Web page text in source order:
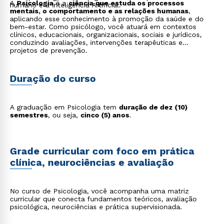
humano e a Inteligência Artificial.
APsicologiaé aciência que estuda os processos
mentais, o comportamento e as relações humanas,
aplicando esse conhecimento à promoção da saúde e do
bem-estar. Como psicólogo, você atuará em contextos
clínicos, educacionais, organizacionais, sociais e jurídicos,
conduzindo avaliações, intervenções terapêuticas e
projetos de prevenção.
Duração do curso
A graduação em Psicologia tem duração de dez (10)
semestres, ou seja, cinco (5) anos.
Grade curricular com foco em prática
clínica, neurociências e avaliação
No curso de Psicologia, você acompanha uma matriz
curricular que conecta fundamentos teóricos, avaliação
psicológica, neurociências e prática supervisionada.